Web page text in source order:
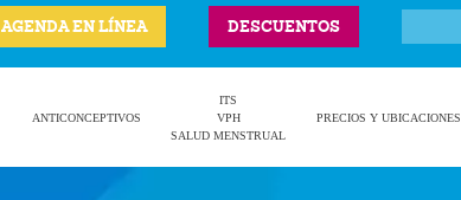
AGENDA EN LÍNEA DESCUENTOS
ANTICONCEPTIVOS
ITS
VPH
SALUD MENSTRUAL
PRECIOS Y UBICACIONES